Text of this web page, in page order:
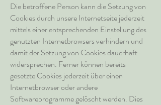
Die betroffene Person kann die Setzung von
Cookies durch unsere Internetseite jederzeit
mittels einer entsprechenden Einstellung des
genutzten Internetbrowsers verhindern und
damit der Setzung von Cookies dauerhaft
widersprechen. Ferner können bereits
gesetzte Cookies jederzeit über einen
Internetbrowser oder andere
Softwareprogramme gelöscht werden. Dies